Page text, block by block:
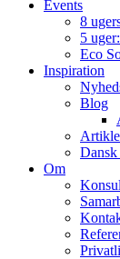
Events
8
5
Eco
Inspiration
Blog
Om